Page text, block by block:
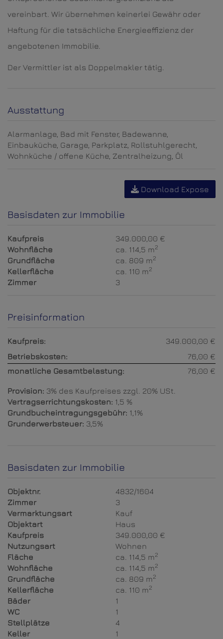
vereinbart. Wir übernehmen keinerlei Gewähr oder
Haftung für die tatsächliche Energieeffizienz der
angebotenen Immobilie.
Der Vermittler ist als Doppelmakler tätig.
Ausstattung
Alarmanlage Bad mit Fenster Badewanne
Einbauküche Garage Parkplatz Rollstuhlgerecht
Wohnküche / offene Küche Zentralheizung Öl
Download Expose
Basisdaten zur Immobilie
Kaufpreis
349.000,00 €
Wohnfläche
ca. 114,5 m2
Grundfläche ca. 809 m2
Kellerfläche ca. 110 m2
Zimmer 3
Preisinformation
Kaufpreis:
349.000,00 €
Betriebskosten:
76,00 €
monatliche Gesamtbelastung:
76,00 €
Provision: 3% des Kaufpreises zzgl. 20% USt.
Vertragserrichtungskosten: 1,5 %
Grundbucheintragungsgebühr: 1,1%
Grunderwerbsteuer: 3,5%
Basisdaten zur Immobilie
Objektnr.
4832/1604
Zimmer
3
Vermarktungsart
Kauf
Objektart
Haus
Kaufpreis
349.000,00 €
Nutzungsart
Wohnen
Fläche
ca. 114,5 m2
Wohnfläche ca. 114,5 m2
Grundfläche ca. 809 m2
Kellerfläche ca. 110 m2
Bäder
1
WC
1
Stellplätze
4
Keller
1